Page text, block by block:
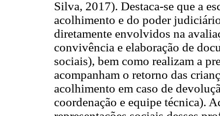
Silva, 2017). Destaca-se que a
acolhimento e do poder
diretamente envolvidos na
convivência e elaboração de
sociais), bem como realizam a
acompanham o retorno das
acolhimento em caso de
coordenação e equipe técnica).